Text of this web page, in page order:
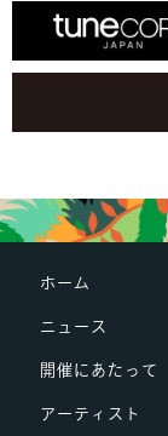
ホーム
ニュース
開催にあたって
アーティスト